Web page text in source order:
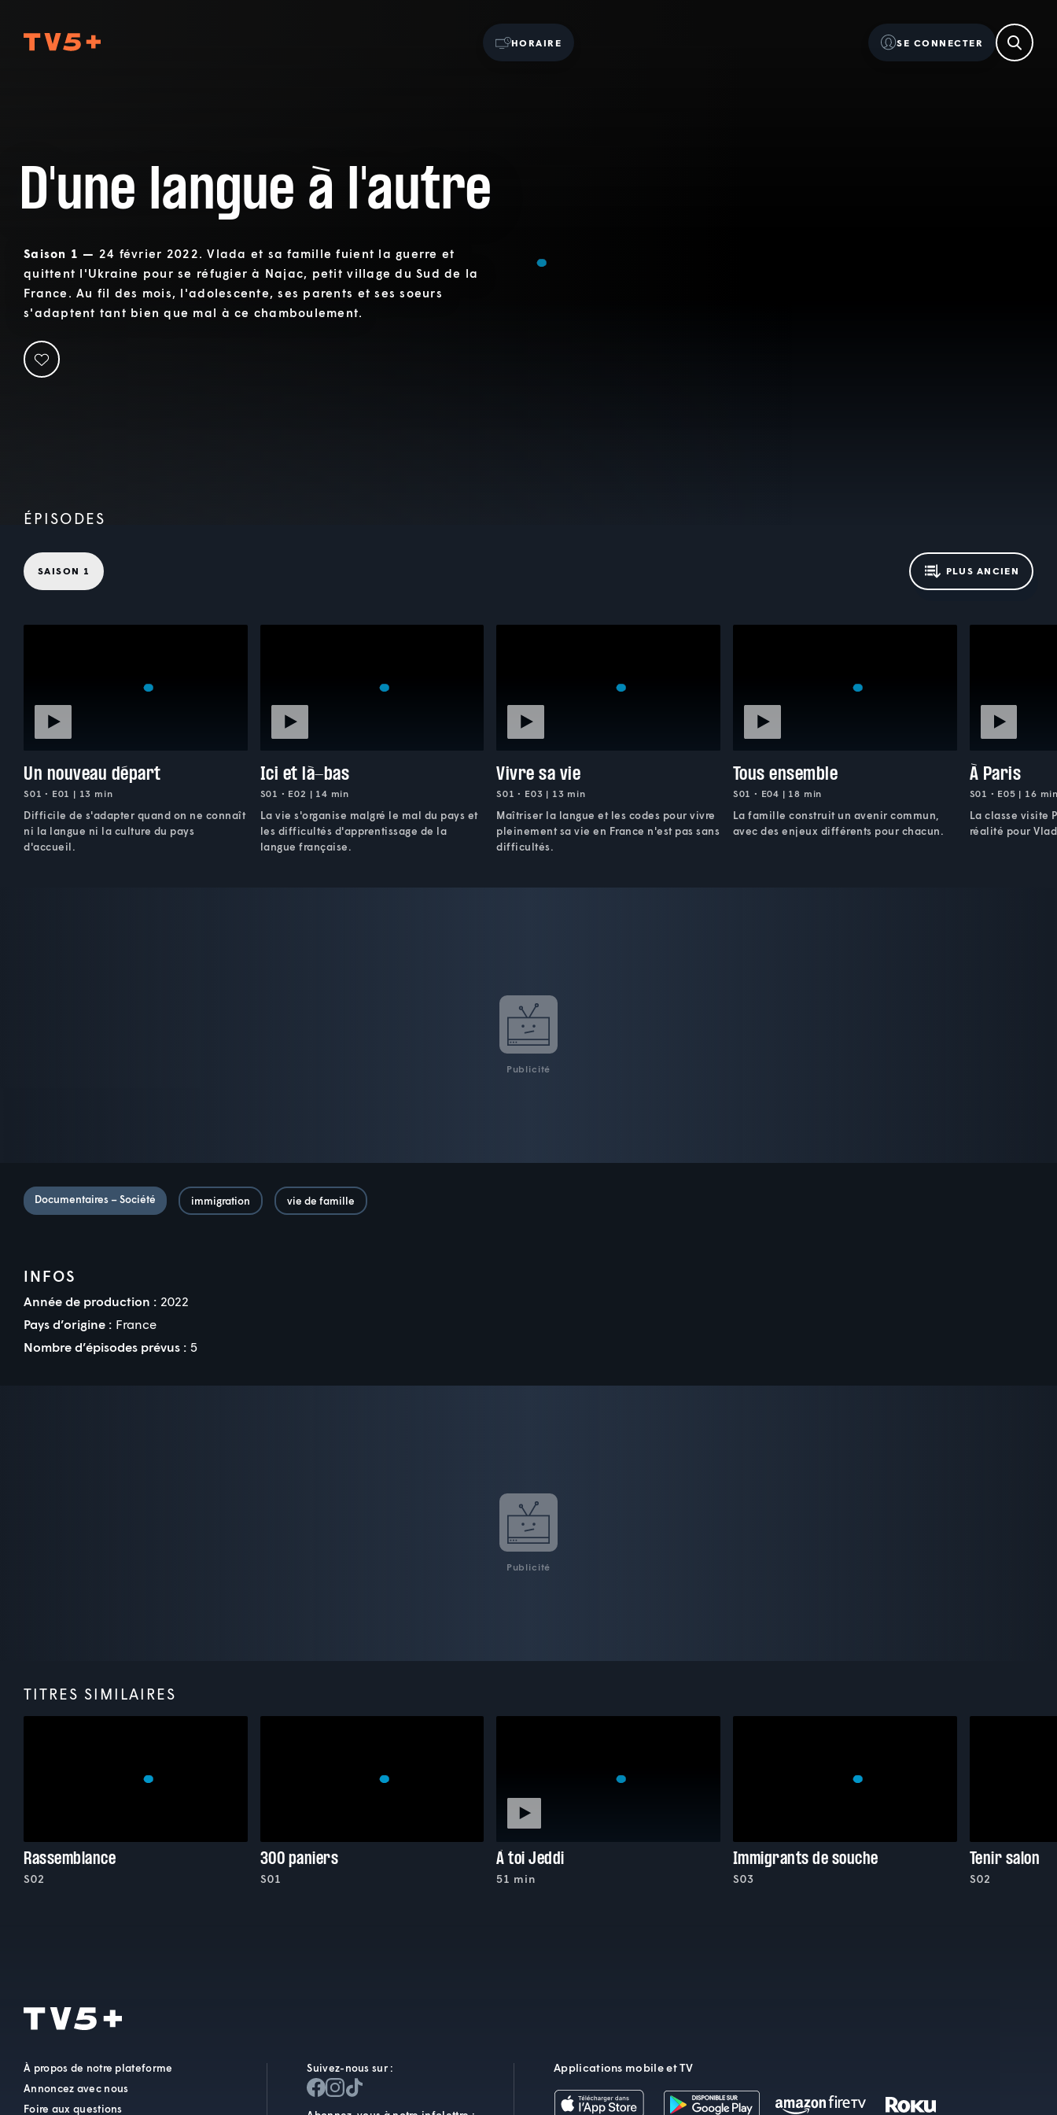
HORAIRE SE CONNECTER
D'une langue à l'autre
Saison 1 — 24 février 2022. Vlada et sa famille fuient la guerre et
quittent l'Ukraine pour se réfugier à Najac, petit village du Sud de la
France. Au fil des mois, l'adolescente, ses parents et ses soeurs
s'adaptent tant bien que mal à ce chamboulement.
ÉPISODES
SAISON 1 PLUS ANCIEN
Un nouveau départ
S01 • E01 | 13 min
Difficile de s'adapter quand on ne connaît
ni la langue ni la culture du pays
d'accueil.
Ici et là-bas
S01 • E02 | 14 min
La vie s'organise malgré le mal du pays et
les difficultés d'apprentissage de la
langue française.
Vivre sa vie
S01 • E03 | 13 min
Maîtriser la langue et les codes pour vivre
pleinement sa vie en France n'est pas sans
difficultés.
Tous ensemble
S01 • E04 | 18 min
La famille construit un avenir commun,
avec des enjeux différents pour chacun.
À Paris
S01 • E05 | 16
La classe visite
réalité pour
Publicité
Documentaires – Société immigration vie de famille
INFOS
Année de production : 2022
Pays d’origine : France
Nombre d’épisodes prévus : 5
Publicité
TITRES SIMILAIRES
Rassemblance
S02
300 paniers
S01
À toi Jeddi
51 min
Immigrants de souche
S03
Tenir salon
S02
À propos de notre plateforme
Annoncez avec nous
Foire aux questions
Suivez-nous sur : Applications mobile et TV